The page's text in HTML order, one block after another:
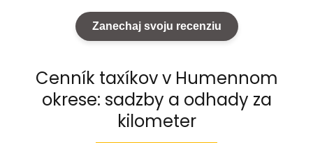
Zanechaj svoju recenziu
Cenník taxíkov v Humennom
okrese: sadzby a odhady za
kilometer